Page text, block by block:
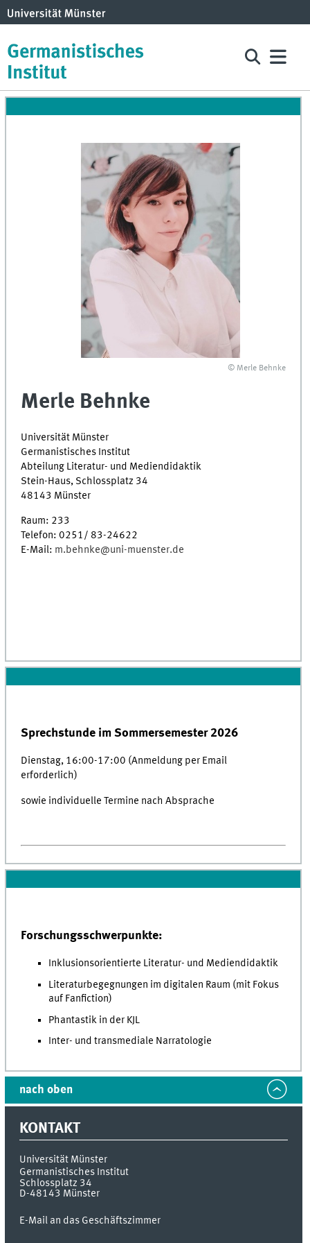
© Merle Behnke
Merle Behnke
Universität Münster
Germanistisches Institut
Abteilung Literatur- und Mediendidaktik
Stein-Haus, Schlossplatz 34
48143 Münster
Raum: 233
Telefon: 0251/ 83-24622
E-Mail: m.behnke@uni-muenster.de
Sprechstunde im Sommersemester 2026
Dienstag, 16:00-17:00 (Anmeldung per Email
erforderlich)
sowie individuelle Termine nach Absprache
Forschungsschwerpunkte:
Inklusionsorientierte Literatur- und Mediendidaktik
Literaturbegegnungen im digitalen Raum (mit Fokus
auf Fanfiction)
Phantastik in der KJL
Inter- und transmediale Narratologie
nach oben
KONTAKT
Universität Münster
Germanistisches Institut
Schlossplatz 34
D-48143 Münster
E-Mail an das Geschäftszimmer